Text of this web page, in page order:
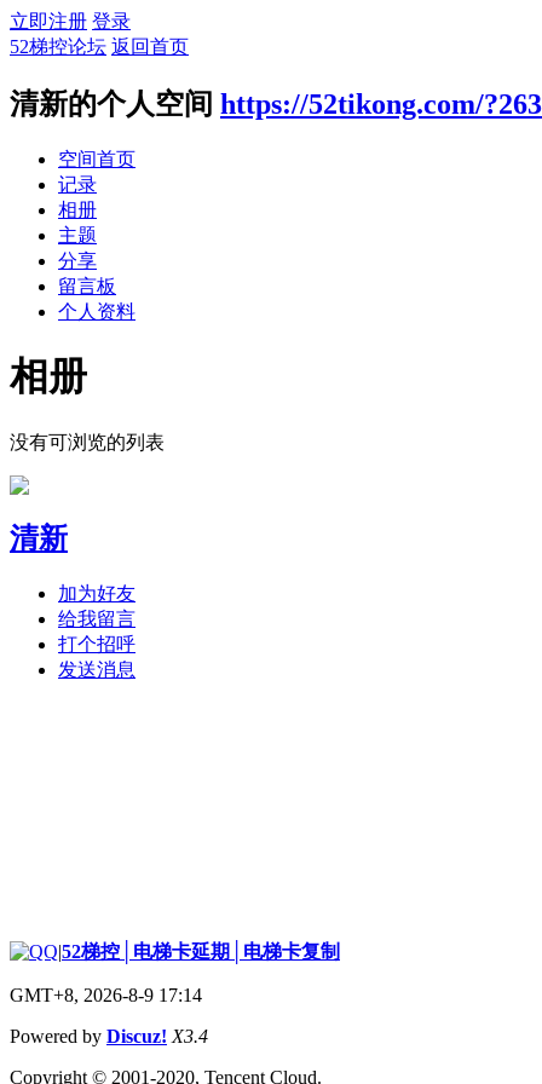
立即注册 登录
52梯控论坛 返回首页
清新的个人空间 https://52tikong.com/
空间首页
记录
相册
主题
分享
留言板
个人资料
相册
没有可浏览的列表
清新
加为好友
给我留言
打个招呼
发送消息
|52梯控│电梯卡延期│电梯卡复制
GMT+8, 2026-8-9 17:14
Powered by Discuz! X3.4
Copyright © 2001-2020, Tencent Cloud.